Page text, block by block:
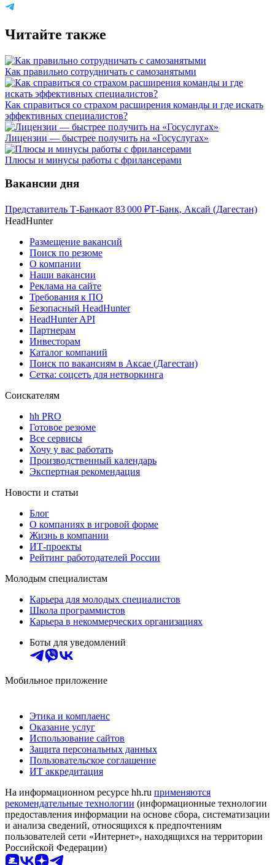
Читайте также
Как правильно сотрудничать с самозанятыми
Как справиться со страхом расширения команды и где искать
эффективных специалистов?
Лицензии — быстрее получить на «Госуслугах»
Плюсы и минусы работы с фрилансерами
Вакансии дня
Представитель Т-Банкаот 83 000 ₽Т-Банк, Аксай (Дагестан)
HeadHunter
Размещение вакансий
Поиск по резюме
О компании
Наши вакансии
Реклама на сайте
Требования к ПО
Безопасный HeadHunter
HeadHunter API
Партнерам
Инвесторам
Каталог компаний
Поиск по вакансиям в Аксае (Дагестан)
Сетка: соцсеть для нетворкинга
Соискателям
hh PRO
Готовое резюме
Все сервисы
Хочу у вас работать
Производственный календарь
Экспертная рекомендация
Новости и статьи
Блог
О компаниях в игровой форме
Жизнь в компании
ИТ-проекты
Рейтинг работодателей России
Молодым специалистам
Карьера для молодых специалистов
Школа программистов
Карьера в некоммерческих организациях
Боты для уведомлений
Мобильное приложение
Этика и комплаенс
Оказание услуг
Использование сайтов
Защита персональных данных
Пользовательское соглашение
ИТ аккредитация
На информационном ресурсе hh.ru применяются
рекомендательные технологии (информационные технологии
предоставления информации на основе сбора, систематизации
и анализа сведений, относящихся к предпочтениям
пользователей сети «Интернет», находящихся на территории
Российской Федерации)